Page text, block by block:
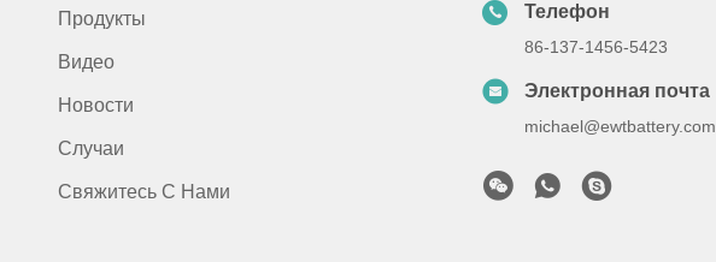
Продукты
Видео
Новости
Случаи
Свяжитесь С Нами
Телефон
86-137-1456-5423
Электронная почта
michael@ewtbattery.com